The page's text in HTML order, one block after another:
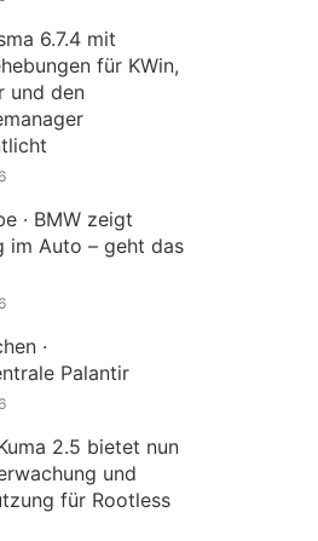
6.7.4 mit
für KWin,
und den
· BMW zeigt
im Auto – geht das
·
Palantir
2.5 bietet nun
und
für Rootless